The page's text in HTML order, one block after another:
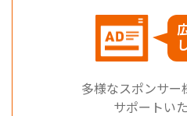
多様なスポンサー
サポートいた